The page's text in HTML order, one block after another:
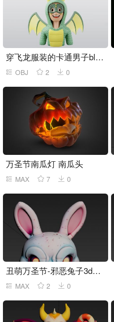
穿飞龙服装的卡通男子blender模型
OBJ 2 0
万圣节南瓜灯 南瓜头
MAX 7 0
丑萌万圣节-邪恶兔子3dmax素模
MAX 2 0